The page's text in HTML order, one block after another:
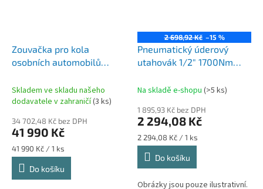
Zouvačka pro kola
osobních automobilů
Skladem ve skladu našeho
dodavatele v zahraničí(3 ks)
34 702,48 Kč bez DPH
41 990 Kč
Měrná
cena:
41 990 Kč / 1 ks
Do košíku
2 698,92 Kč –15 %
Pneumatický úderový
utahovák 1/2" 1700Nm
Na skladě e-shopu (>5 ks)
1 895,93 Kč bez DPH
2 294,08 Kč
Měrná
cena:
2 294,08 Kč / 1 ks
Do košíku
Obrázky jsou pouze ilustrativní.